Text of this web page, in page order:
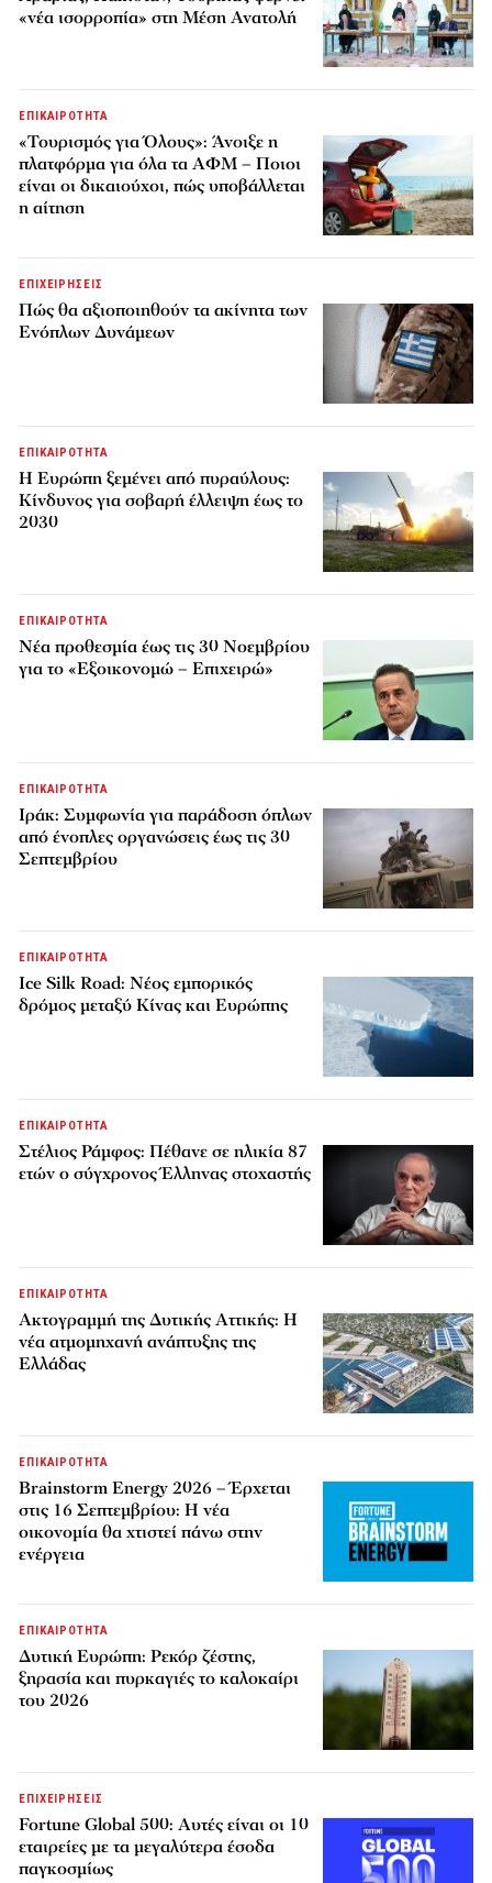
«νέα ισορροπία» στη Μέση Ανατολή
ΕΠΙΚΑΙΡΟΤΗΤΑ
«Τουρισμός για Όλους»: Άνοιξε η
πλατφόρμα για όλα τα ΑΦΜ – Ποιοι
είναι οι δικαιούχοι, πώς υποβάλλεται
η αίτηση
ΕΠΙΧΕΙΡΗΣΕΙΣ
Πώς θα αξιοποιηθούν τα ακίνητα των
Ενόπλων Δυνάμεων
ΕΠΙΚΑΙΡΟΤΗΤΑ
H Ευρώπη ξεμένει από πυραύλους:
Κίνδυνος για σοβαρή έλλειψη έως το
2030
ΕΠΙΚΑΙΡΟΤΗΤΑ
Νέα προθεσμία έως τις 30 Νοεμβρίου
για το «Εξοικονομώ – Επιχειρώ»
ΕΠΙΚΑΙΡΟΤΗΤΑ
Ιράκ: Συμφωνία για παράδοση όπλων
από ένοπλες οργανώσεις έως τις 30
Σεπτεμβρίου
ΕΠΙΚΑΙΡΟΤΗΤΑ
Ice Silk Road: Nέος εμπορικός
δρόμος μεταξύ Κίνας και Ευρώπης
ΕΠΙΚΑΙΡΟΤΗΤΑ
Στέλιος Ράμφος: Πέθανε σε ηλικία 87
ετών ο σύγχρονος Έλληνας στοχαστής
ΕΠΙΚΑΙΡΟΤΗΤΑ
Ακτογραμμή της Δυτικής Αττικής: Η
νέα ατμομηχανή ανάπτυξης της
Ελλάδας
ΕΠΙΚΑΙΡΟΤΗΤΑ
Brainstorm Energy 2026 – Έρχεται
στις 16 Σεπτεμβρίου: Η νέα
οικονομία θα χτιστεί πάνω στην
ενέργεια
ΕΠΙΚΑΙΡΟΤΗΤΑ
Δυτική Ευρώπη: Ρεκόρ ζέστης,
ξηρασία και πυρκαγιές το καλοκαίρι
του 2026
ΕΠΙΧΕΙΡΗΣΕΙΣ
Fortune Global 500: Αυτές είναι οι 10
εταιρείες με τα μεγαλύτερα έσοδα
παγκοσμίως